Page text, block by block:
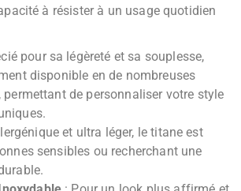
à résister à un usage quotidien
pour sa légèreté et sa souplesse,
disponible en de nombreuses
de personnaliser votre style
et ultra léger, le titane est
sensibles ou recherchant une